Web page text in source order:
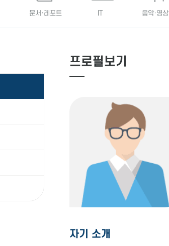
문서·레포트 음악·영상
프로필보기
자기 소개